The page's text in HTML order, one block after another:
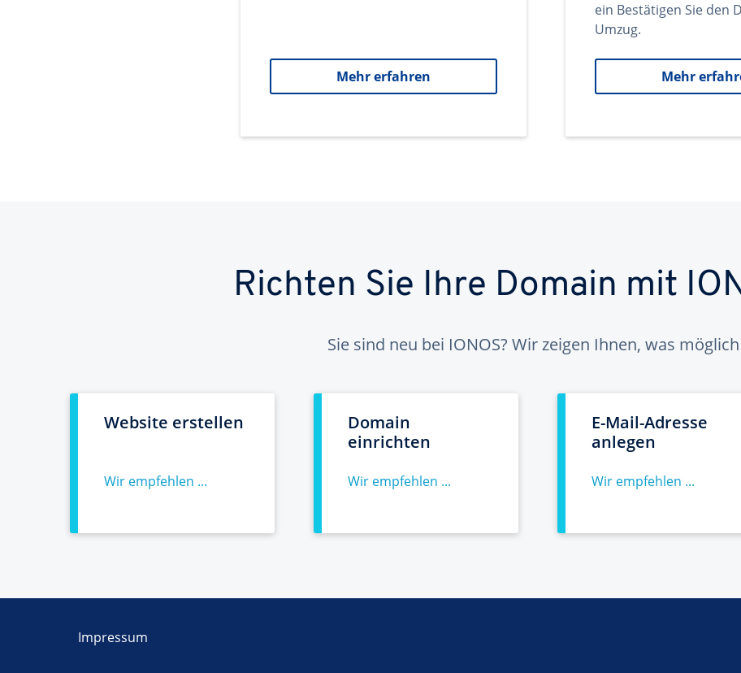
Mehr erfahren
ein Bestätigen Sie den
Umzug.
Mehr
Richten Sie Ihre Domain mit
Sie sind neu bei IONOS? Wir zeigen Ihnen, was
Website erstellen
Wir empfehlen ...
Domain
einrichten
Wir empfehlen ...
E-Mail-Adresse
anlegen
Wir empfehlen ...
Impressum